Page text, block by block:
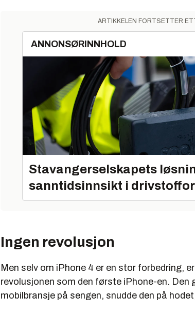
ARTIKKELEN FORTSETTER
ANNONSØRINNHOLD
Stavangerselskapets
sanntidsinnsikt i
Ingen revolusjon
Men selv om iPhone 4 er en stor forbedring,
revolusjonen som den første iPhone-en. Den
mobilbransje på sengen, snudde den på